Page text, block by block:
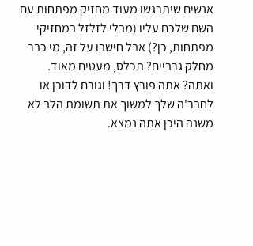
אנשים שיתרגשו מעוד מחזיק מפתחות עם
השם שלכם עליו (מבלי לזלזל במחזיקי
מפתחות, כן?) אבל חישבו על זה, מי כבר
מחלק גרביים? תכלס, מעטים מאוד.
ואתה? אתה פורץ דרך! וגורם לדוכן או
לחבר'ה שלך למשוך את תשומת הלב לא
משנה היכן אתה נמצא.